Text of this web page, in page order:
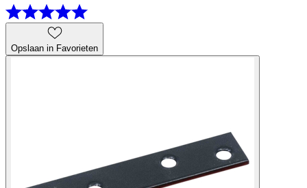
Opslaan in Favorieten